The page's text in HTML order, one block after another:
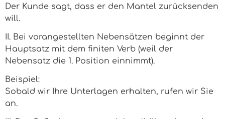
Der Kunde sagt, dass er den Mantel zurücksenden
will.
II. Bei vorangestellten Nebensätzen beginnt der
Hauptsatz mit dem finiten Verb (weil der
Nebensatz die 1. Position einnimmt).
Beispiel:
Sobald wir Ihre Unterlagen erhalten, rufen wir Sie
an.